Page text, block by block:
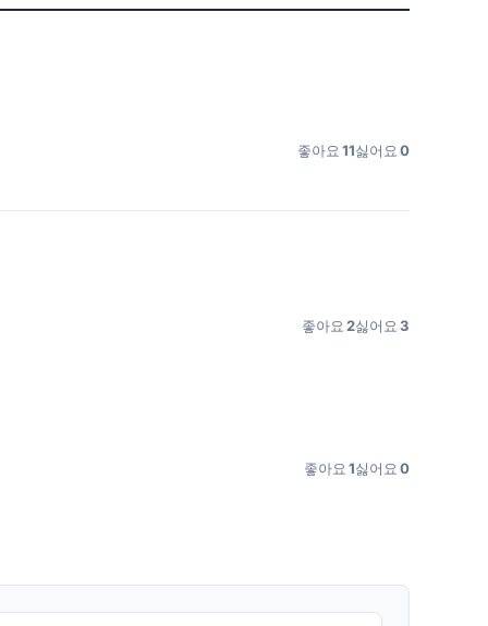
좋아요11싫어요0
좋아요 2싫어요 3
좋아요1싫어요0